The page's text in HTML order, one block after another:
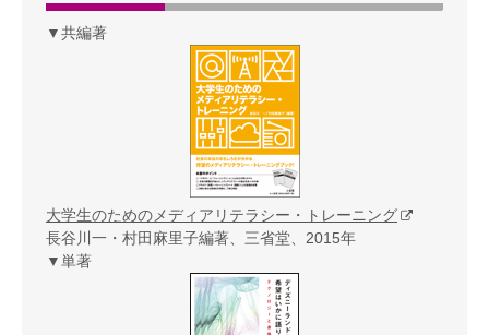
▼共編著
大学生のためのメディアリテラシー・トレーニング
長谷川一・村田麻里子編著、三省堂、2015年
▼単著